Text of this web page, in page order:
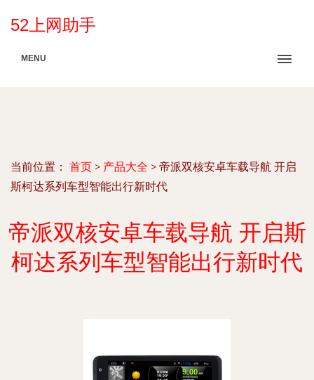
52上网助手
MENU
当前位置： 首页 > 产品大全 > 帝派双核安卓车载导航 开启
斯柯达系列车型智能出行新时代
帝派双核安卓车载导航 开启斯
柯达系列车型智能出行新时代